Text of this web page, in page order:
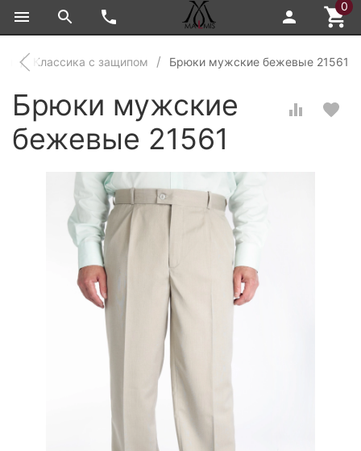
0
Классика с защипом Брюки мужские бежевые 21561
Брюки мужские
бежевые 21561